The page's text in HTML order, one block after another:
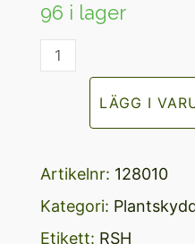
96 i lager
Skyddstub
vinterförvaring
LÄGG I
Artikelnr: 128010
Kategori:
Etikett: RSH